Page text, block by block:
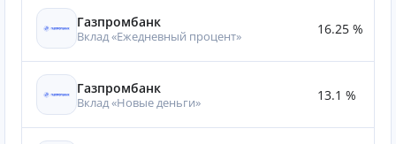
Газпромбанк
Вклад «Ежедневный процент» 16.25 %
Газпромбанк
Вклад «Новые деньги» 13.1 %